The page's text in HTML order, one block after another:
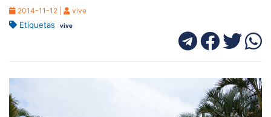
2014-11-12 | vive
Etiquetas vive